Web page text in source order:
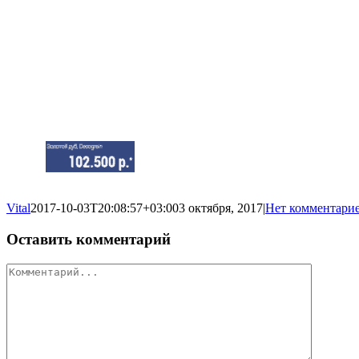
Vital2017-10-03T20:08:57+03:003 октября, 2017|Нет
Оставить комментарий
Комментарий